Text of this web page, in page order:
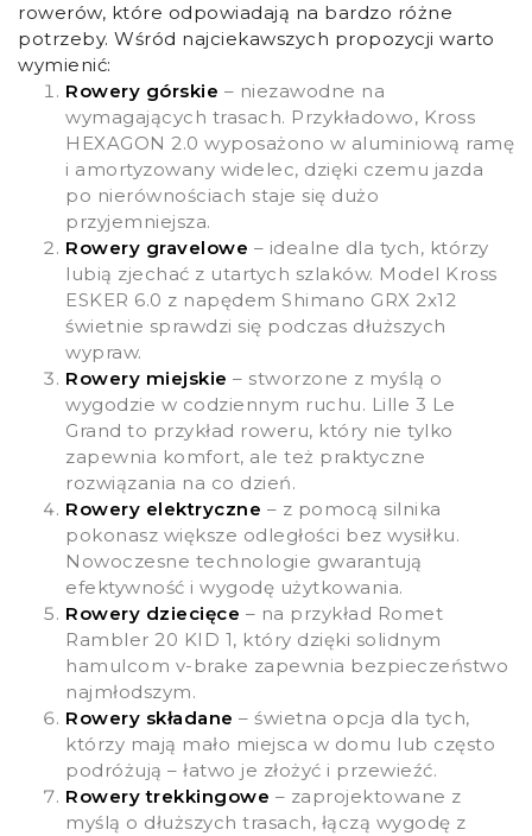
rowerów, które odpowiadają na bardzo różne
potrzeby. Wśród najciekawszych propozycji warto
wymienić:
Rowery górskie – niezawodne na
wymagających trasach. Przykładowo, Kross
HEXAGON 2.0 wyposażono w aluminiową ramę
i amortyzowany widelec, dzięki czemu jazda
po nierównościach staje się dużo
przyjemniejsza.
Rowery gravelowe – idealne dla tych, którzy
lubią zjechać z utartych szlaków. Model Kross
ESKER 6.0 z napędem Shimano GRX 2x12
świetnie sprawdzi się podczas dłuższych
wypraw.
Rowery miejskie – stworzone z myślą o
wygodzie w codziennym ruchu. Lille 3 Le
Grand to przykład roweru, który nie tylko
zapewnia komfort, ale też praktyczne
rozwiązania na co dzień.
Rowery elektryczne – z pomocą silnika
pokonasz większe odległości bez wysiłku.
Nowoczesne technologie gwarantują
efektywność i wygodę użytkowania.
Rowery dziecięce – na przykład Romet
Rambler 20 KID 1, który dzięki solidnym
hamulcom v-brake zapewnia bezpieczeństwo
najmłodszym.
Rowery składane – świetna opcja dla tych,
którzy mają mało miejsca w domu lub często
podróżują – łatwo je złożyć i przewieźć.
Rowery trekkingowe – zaprojektowane z
myślą o dłuższych trasach, łączą wygodę z